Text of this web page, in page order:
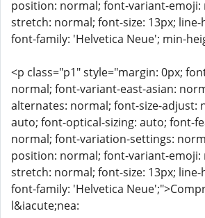
position: normal; font-variant-
stretch: normal; font-size: 13px;
font-family: 'Helvetica Neue'; min-
<p class="p1" style="margin: 0px;
normal; font-variant-east-asian:
alternates: normal; font-size-adjust:
auto; font-optical-sizing: auto; font-
normal; font-variation-settings:
position: normal; font-variant-
stretch: normal; font-size: 13px;
font-family: 'Helvetica
l&iacute;nea: